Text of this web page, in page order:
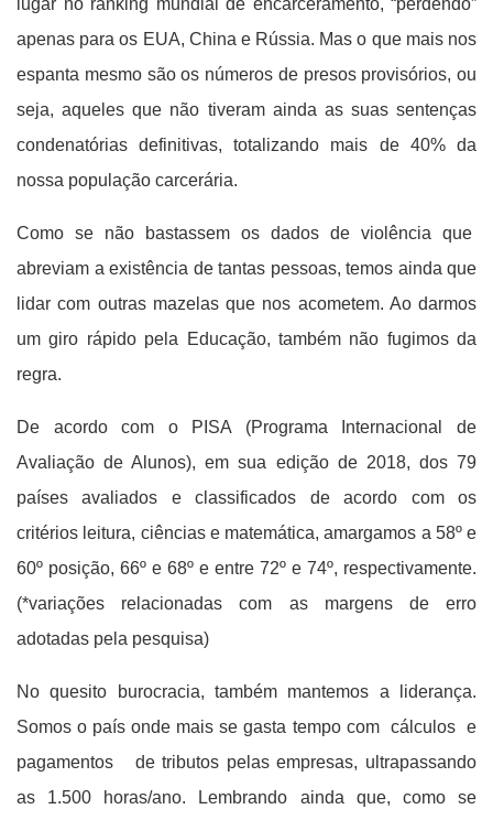
lugar no ranking mundial de encarceramento, “perdendo”
apenas para os EUA, China e Rússia. Mas o que mais nos
espanta mesmo são os números de presos provisórios, ou
seja, aqueles que não tiveram ainda as suas sentenças
condenatórias definitivas, totalizando mais de 40% da
nossa população carcerária.
Como se não bastassem os dados de violência que
abreviam a existência de tantas pessoas, temos ainda que
lidar com outras mazelas que nos acometem. Ao darmos
um giro rápido pela Educação, também não fugimos da
regra.
De acordo com o PISA (Programa Internacional de
Avaliação de Alunos), em sua edição de 2018, dos 79
países avaliados e classificados de acordo com os
critérios leitura, ciências e matemática, amargamos a 58º e
60º posição, 66º e 68º e entre 72º e 74º, respectivamente.
(*variações relacionadas com as margens de erro
adotadas pela pesquisa)
No quesito burocracia, também mantemos a liderança.
Somos o país onde mais se gasta tempo com cálculos e
pagamentos de tributos pelas empresas, ultrapassando
as 1.500 horas/ano. Lembrando ainda que, como se